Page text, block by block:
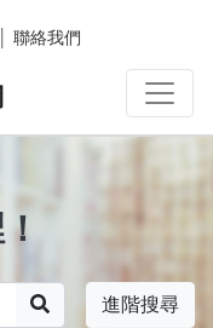
聯絡我們
進階搜尋